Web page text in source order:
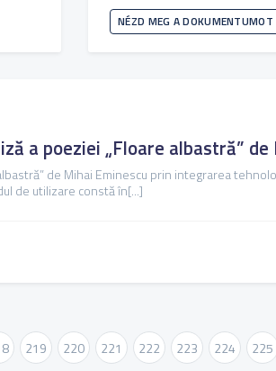
NÉZD MEG A DOKUMENTUMOT
a poeziei „Floare albastră” de
de Mihai Eminescu prin integrarea
de utilizare constă în[...]
219 220 221 222 223 224 225